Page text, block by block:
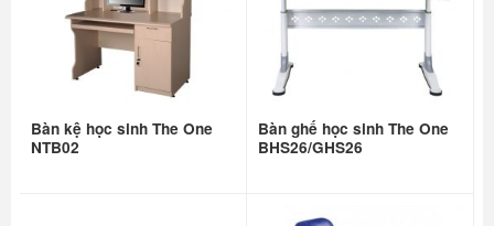
Bàn kệ học sinh The One
NTB02
Bàn ghế học sinh The One
BHS26/GHS26